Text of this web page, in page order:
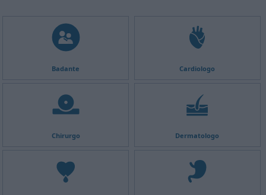
Badante Cardiologo
Chirurgo Dermatologo